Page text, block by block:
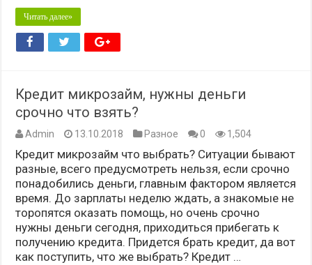
Читать далее»
Кредит микрозайм, нужны деньги
срочно что взять?
Admin 13.10.2018 Разное 0 1,504
Кредит микрозайм что выбрать? Ситуации бывают
разные, всего предусмотреть нельзя, если срочно
понадобились деньги, главным фактором является
время. До зарплаты неделю ждать, а знакомые не
торопятся оказать помощь, но очень срочно
нужны деньги сегодня, приходиться прибегать к
получению кредита. Придется брать кредит, да вот
как поступить, что же выбрать? Кредит …